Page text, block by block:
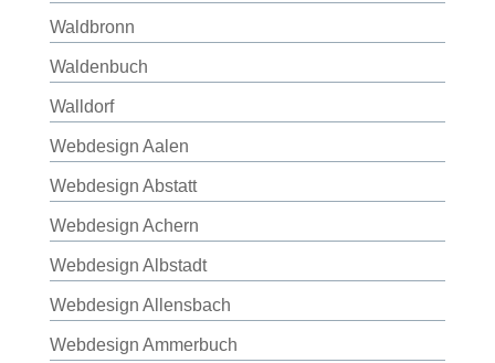
Waldbronn
Waldenbuch
Walldorf
Webdesign Aalen
Webdesign Abstatt
Webdesign Achern
Webdesign Albstadt
Webdesign Allensbach
Webdesign Ammerbuch